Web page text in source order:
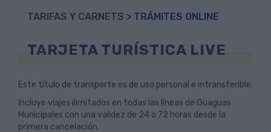
TARIFAS Y CARNETS > TRÁMITES ONLINE
TARJETA TURÍSTICA LIVE
Este título de transporte es de uso personal e intransferible.
Incluye viajes ilimitados en todas las líneas de Guaguas
Municipales con una validez de 24 o 72 horas desde la
primera cancelación.